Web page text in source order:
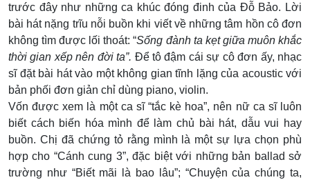
trước đây như những ca khúc đóng đinh của Đỗ Bảo. Lời
bài hát nặng trĩu nỗi buồn khi viết về những tâm hồn cô đơn
không tìm được lối thoát: “Sống đành ta kẹt giữa muôn khắc
thời gian xếp nên đời ta”. Để tô đậm cái sự cô đơn ấy, nhạc
sĩ đặt bài hát vào một không gian tĩnh lặng của acoustic với
bản phối đơn giản chỉ dùng piano, violin.
Vốn được xem là một ca sĩ “tắc kè hoa”, nên nữ ca sĩ luôn
biết cách biến hóa mình để làm chủ bài hát, dẫu vui hay
buồn. Chị đã chứng tỏ rằng mình là một sự lựa chọn phù
hợp cho “Cánh cung 3”, đặc biệt với những bản ballad sở
trường như “Biết mãi là bao lâu”; “Chuyện của chúng ta,